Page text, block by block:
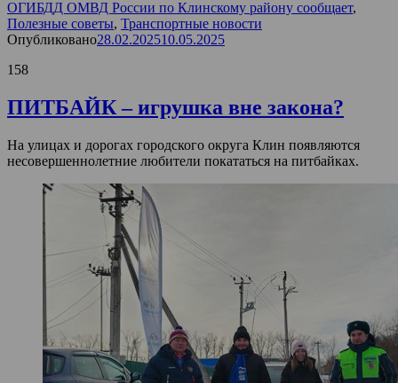
ОГИБДД ОМВД России по Клинскому району сообщает,
Полезные советы, Транспортные новости
Опубликовано28.02.202510.05.2025
158
ПИТБАЙК – игрушка вне закона?
На улицах и дорогах городского округа Клин появляются
несовершеннолетние любители покататься на питбайках.